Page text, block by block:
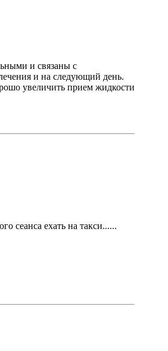
и связаны с
и на следующий день.
увеличить прием жидкости
сеанса ехать на такси......